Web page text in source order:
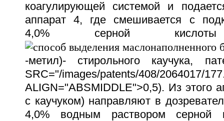
коагулирующей системой и
аппарат 4, где смешивается с
4,0% серной
-метил)- стирольного каучука,
SRC="/images/patents/408/2064017/
ALIGN="ABSMIDDLE">0,5). Из этого
с каучуком) направляют в
4,0% водным раствором